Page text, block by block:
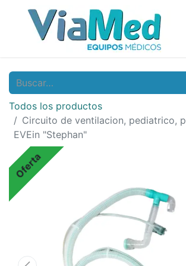
Todos los productos
Circuito de ventilacion, pediatrico,
EVEin "Stephan"
Oferta